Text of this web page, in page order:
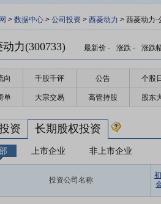
> 数据中心 > 公司投资 > 西菱动力 > 西菱动力-
力(300733) 最新价 - 涨跌 - 涨跌
向 千股千评 公告 个股
单 大宗交易 高管持股 股东
资 长期股权投资
上市企业 非上市企业
投资公司名称